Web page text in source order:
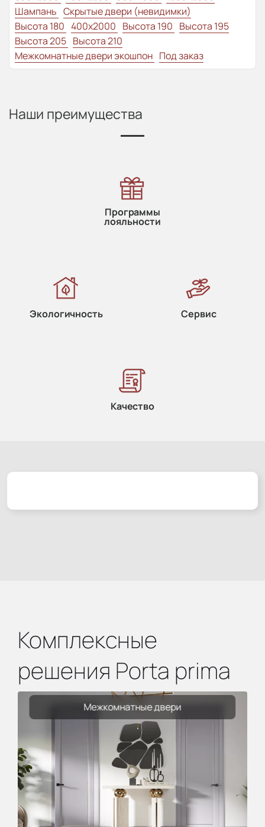
Шампань Скрытые двери (невидимки)
Высота 180 400x2000 Высота 190 Высота 195
Высота 205 Высота 210
Межкомнатные двери экошпон Под заказ
Наши преимущества
Программы
лояльности
Экологичность Сервис
Качество
Комплексные
решения Porta prima
Межкомнатные двери